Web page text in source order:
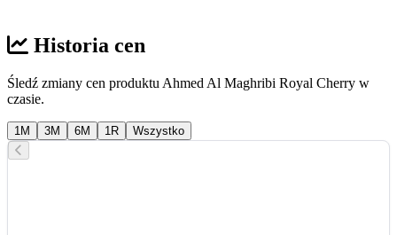
Historia cen
Śledź zmiany cen produktu Ahmed Al Maghribi Royal Cherry w
czasie.
1M 3M 6M 1R Wszystko